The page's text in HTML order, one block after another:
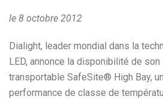
le 8 octobre 2012
Dialight, leader mondial dans la
LED, annonce la disponibilité de son
transportable SafeSite® High Bay,
performance de classe de